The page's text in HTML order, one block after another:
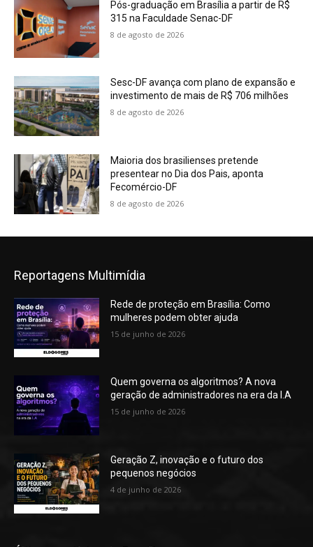
Pós-graduação em Brasília a partir de R$
315 na Faculdade Senac-DF
8 de agosto de 2026
Sesc-DF avança com plano de expansão e
investimento de mais de R$ 706 milhões
8 de agosto de 2026
Maioria dos brasilienses pretende
presentear no Dia dos Pais, aponta
Fecomércio-DF
8 de agosto de 2026
Reportagens Multimídia
Rede de proteção em Brasília: Como
mulheres podem obter ajuda
15 de junho de 2026
Quem governa os algoritmos? A nova
geração de administradores na era da I.A
15 de junho de 2026
Geração Z, inovação e o futuro dos
pequenos negócios
4 de junho de 2026